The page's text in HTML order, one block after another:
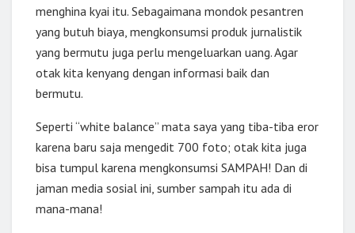
menghina kyai itu. Sebagaimana mondok pesantren
yang butuh biaya, mengkonsumsi produk jurnalistik
yang bermutu juga perlu mengeluarkan uang. Agar
otak kita kenyang dengan informasi baik dan
bermutu.
Seperti “white balance” mata saya yang tiba-tiba eror
karena baru saja mengedit 700 foto; otak kita juga
bisa tumpul karena mengkonsumsi SAMPAH! Dan di
jaman media sosial ini, sumber sampah itu ada di
mana-mana!